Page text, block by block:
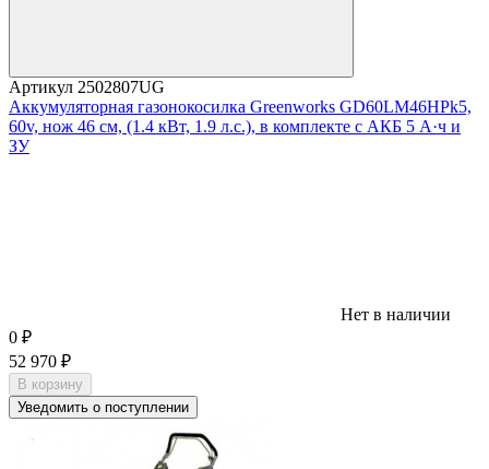
Артикул 2502807UG
Аккумуляторная газонокосилка Greenworks GD60LM46HPk5,
60v, нож 46 см, (1.4 кВт, 1.9 л.с.), в комплекте с АКБ 5 А·ч и
ЗУ
Нет в наличии
0 ₽
52 970 ₽
В корзину
Уведомить о поступлении